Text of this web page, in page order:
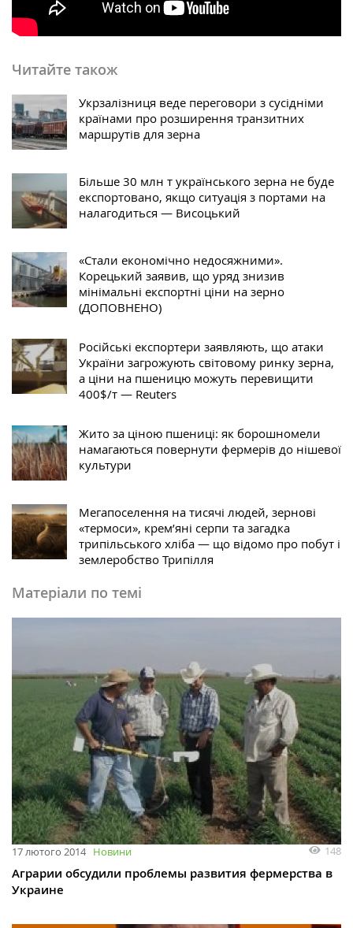
Читайте також
Укрзалізниця веде переговори з сусідніми
країнами про розширення транзитних
маршрутів для зерна
Більше 30 млн т українського зерна не буде
експортовано, якщо ситуація з портами на
налагодиться — Висоцький
«Стали економічно недосяжними».
Корецький заявив, що уряд знизив
мінімальні експортні ціни на зерно
(ДОПОВНЕНО)
Російські експортери заявляють, що атаки
України загрожують світовому ринку зерна,
а ціни на пшеницю можуть перевищити
400$/т — Reuters
Жито за ціною пшениці: як борошномели
намагаються повернути фермерів до нішевої
культури
Мегапоселення на тисячі людей, зернові
«термоси», крем’яні серпи та загадка
трипільського хліба — що відомо про побут і
землеробство Трипілля
Матеріали по темі
17 лютого 2014 Новини 148
Аграрии обсудили проблемы развития фермерства в
Украине